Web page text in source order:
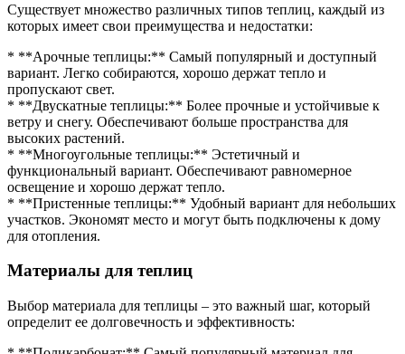
Существует множество различных типов теплиц, каждый из
которых имеет свои преимущества и недостатки:
* **Арочные теплицы:** Самый популярный и доступный
вариант. Легко собираются, хорошо держат тепло и
пропускают свет.
* **Двускатные теплицы:** Более прочные и устойчивые к
ветру и снегу. Обеспечивают больше пространства для
высоких растений.
* **Многоугольные теплицы:** Эстетичный и
функциональный вариант. Обеспечивают равномерное
освещение и хорошо держат тепло.
* **Пристенные теплицы:** Удобный вариант для небольших
участков. Экономят место и могут быть подключены к дому
для отопления.
Материалы для теплиц
Выбор материала для теплицы – это важный шаг, который
определит ее долговечность и эффективность: